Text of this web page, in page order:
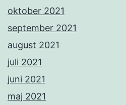
oktober 2021
september 2021
august 2021
juli 2021
juni 2021
maj 2021